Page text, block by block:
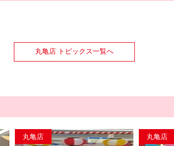
丸亀店 トピックス一覧へ
丸亀店 丸亀店